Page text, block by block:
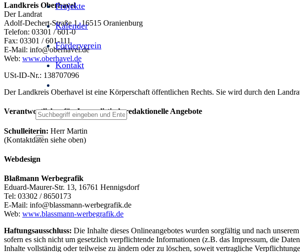
Projekte
Kalender
Förderverein
Kontakt
Landkreis Oberhavel
Der Landrat
Adolf-Dechert-Straße 1, 16515 Oranienburg
Telefon: 03301 / 601-0
Fax: 03301 / 601-111
E-Mail: info@oberhavel.de
Web: www.oberhavel.de
USt-ID-Nr.: 138707096
Der Landkreis Oberhavel ist eine Körperschaft öffentlichen Rechts. Sie wird durch den
Verantwortlicher für Journalistisch-redaktionelle Angebote
Schulleiterin: Herr Martin
(Kontaktdaten siehe oben)
Webdesign
Blaßmann Werbegrafik
Eduard-Maurer-Str. 13, 16761 Hennigsdorf
Tel: 03302 / 8650173
E-Mail: info@blassmann-werbegrafik.de
Web: www.blassmann-werbegrafik.de
Haftungsausschluss: Die Inhalte dieses Onlineangebotes wurden sorgfältig und nach
sofern es sich nicht um gesetzlich verpflichtende Informationen (z.B. das Impressum, die
Inhalte vollständig oder teilweise zu ändern oder zu löschen, soweit vertragliche